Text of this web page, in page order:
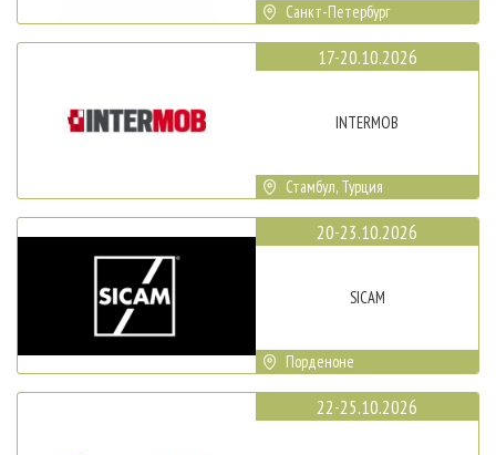
Санкт-Петербург
17-20.10.2026
INTERMOB
Стамбул, Турция
20-23.10.2026
SICAM
Порденоне
22-25.10.2026